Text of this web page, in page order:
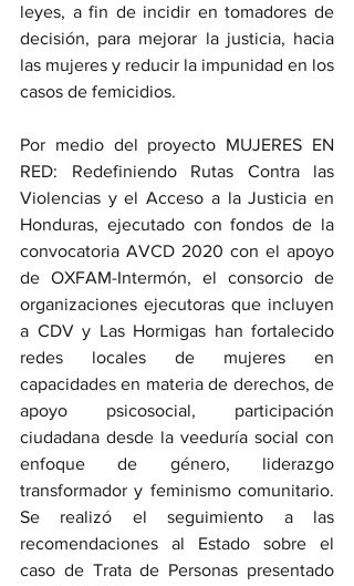
leyes, a fin de incidir en tomadores de
decisión, para mejorar la justicia, hacia
las mujeres y reducir la impunidad en los
casos de femicidios.
Por medio del proyecto MUJERES EN
RED: Redefiniendo Rutas Contra las
Violencias y el Acceso a la Justicia en
Honduras, ejecutado con fondos de la
convocatoria AVCD 2020 con el apoyo
de OXFAM-Intermón, el consorcio de
organizaciones ejecutoras que incluyen
a CDV y Las Hormigas han fortalecido
redes locales de mujeres en
capacidades en materia de derechos, de
apoyo psicosocial, participación
ciudadana desde la veeduría social con
enfoque de género, liderazgo
transformador y feminismo comunitario.
Se realizó el seguimiento a las
recomendaciones al Estado sobre el
caso de Trata de Personas presentado